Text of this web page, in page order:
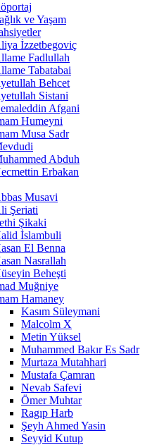
ve Yaşam
İzzetbegoviç
Fadlullah
Tabatabai
Behcet
Sistani
Afgani
Humeyni
Musa Sadr
Abduh
Erbakan
Musavi
Şeriati
Şikaki
İslambuli
El Benna
Nasrallah
Beheşti
Muğniye
Hamaney
Kasım Süleymani
Malcolm X
Metin Yüksel
Muhammed Bakır Es Sadr
Murtaza Mutahhari
Mustafa Çamran
Nevab Safevi
Ömer Muhtar
Ragıp Harb
Şeyh Ahmed Yasin
Seyyid Kutup